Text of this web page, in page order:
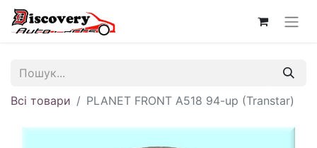
Всі товари PLANET FRONT A518 94-up (Transtar)